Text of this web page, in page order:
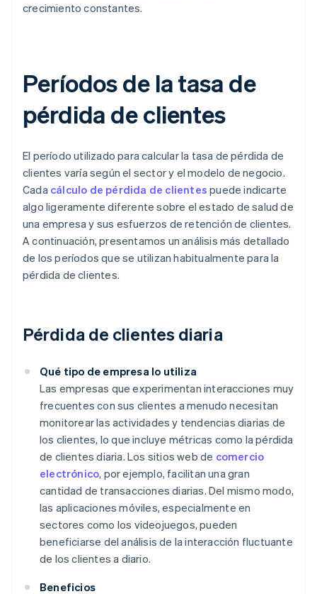
crecimiento constantes.
Períodos de la tasa de
pérdida de clientes
El período utilizado para calcular la tasa de pérdida de
clientes varía según el sector y el modelo de negocio.
Cada cálculo de pérdida de clientes puede indicarte
algo ligeramente diferente sobre el estado de salud de
una empresa y sus esfuerzos de retención de clientes.
A continuación, presentamos un análisis más detallado
de los períodos que se utilizan habitualmente para la
pérdida de clientes.
Pérdida de clientes diaria
Qué tipo de empresa lo utiliza
Las empresas que experimentan interacciones muy
frecuentes con sus clientes a menudo necesitan
monitorear las actividades y tendencias diarias de
los clientes, lo que incluye métricas como la pérdida
de clientes diaria. Los sitios web de comercio
electrónico, por ejemplo, facilitan una gran
cantidad de transacciones diarias. Del mismo modo,
las aplicaciones móviles, especialmente en
sectores como los videojuegos, pueden
beneficiarse del análisis de la interacción fluctuante
de los clientes a diario.
Beneficios